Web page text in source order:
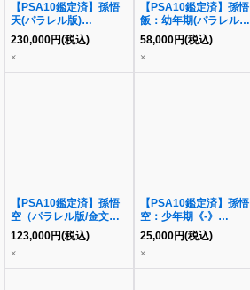
【PSA10鑑定済】孫悟
天(パラレル版)
《SCR☆☆》{FB08-
121}
230,000円(税込)
×
【PSA10鑑定済】孫悟
飯：幼年期(パラレル版)
《SCR☆》{FB03-139}
58,000円(税込)
×
【PSA10鑑定済】孫悟
空（パラレル版/金文字/
漫画イラスト）
《SR☆》{FB07-104}
123,000円(税込)
×
【PSA10鑑定済】孫悟
空：少年期《-》
{SDVTB-001}
25,000円(税込)
×